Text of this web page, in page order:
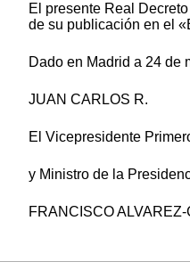
El presente Real
de su publicación en el
Dado en Madrid a 24 de
JUAN CARLOS R.
El Vicepresidente
y Ministro de la
FRANCISCO